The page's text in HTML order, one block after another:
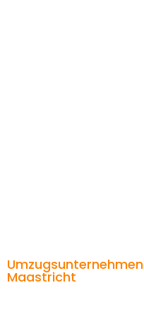
Umzugsunternehmen
Maastricht